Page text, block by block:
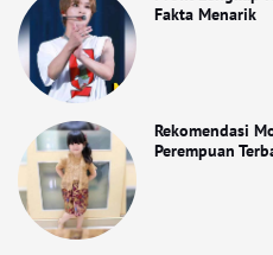
Fakta Menarik
Rekomendasi
Perempuan